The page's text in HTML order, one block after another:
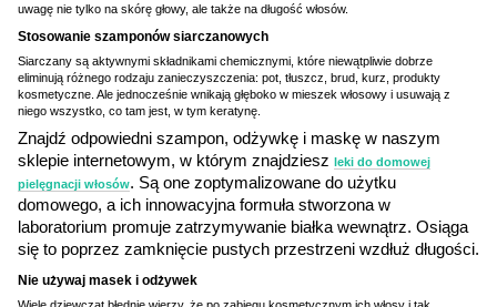
uwagę nie tylko na skórę głowy, ale także na długość włosów.
Stosowanie szamponów siarczanowych
Siarczany są aktywnymi składnikami chemicznymi, które niewątpliwie dobrze
eliminują różnego rodzaju zanieczyszczenia: pot, tłuszcz, brud, kurz, produkty
kosmetyczne. Ale jednocześnie wnikają głęboko w mieszek włosowy i usuwają z
niego wszystko, co tam jest, w tym keratynę.
Znajdź odpowiedni szampon, odżywkę i maskę w naszym
sklepie internetowym, w którym znajdziesz
leki do domowej
pielęgnacji włosów. Są one zoptymalizowane do użytku
domowego, a ich innowacyjna formuła stworzona w
laboratorium promuje zatrzymywanie białka wewnątrz. Osiąga
się to poprzez zamknięcie pustych przestrzeni wzdłuż długości.
Nie używaj masek i odżywek